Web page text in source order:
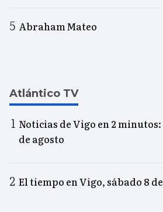
Abraham Mateo
Atlántico TV
Noticias de Vigo en 2
de agosto
El tiempo en Vigo, sábado 8